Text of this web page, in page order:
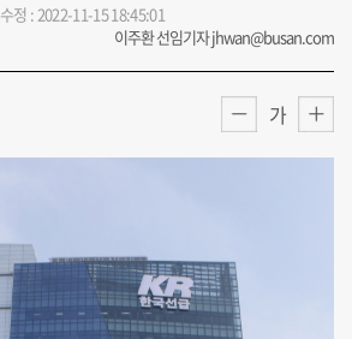
수정 : 2022-11-15 18:45:01
이주환 선임기자 jhwan@busan.com
가